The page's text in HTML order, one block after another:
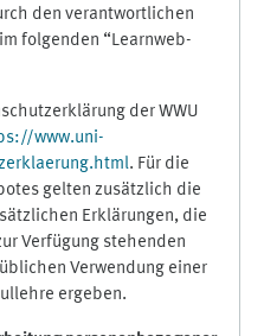
den verantwortlichen
folgenden “Learnweb-
der WWU
www.uni-
. Für die
gelten zusätzlich die
Erklärungen, die
Verfügung stehenden
Verwendung einer
ergeben.